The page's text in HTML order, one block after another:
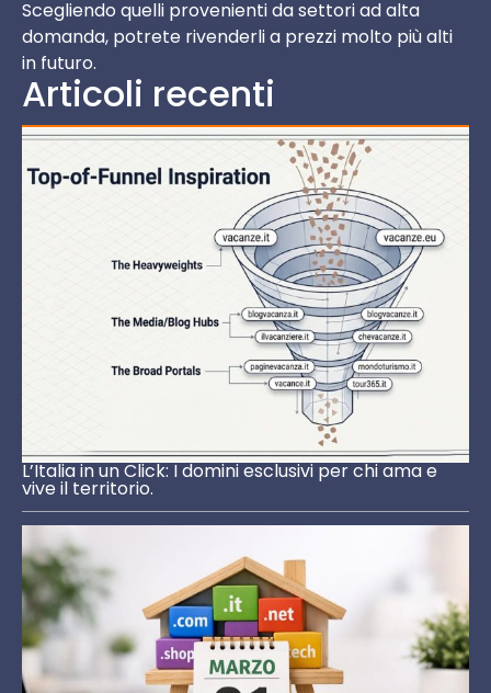
Scegliendo quelli provenienti da settori ad alta
domanda, potrete rivenderli a prezzi molto più alti
in futuro.
Articoli recenti
L’Italia in un Click: I domini esclusivi per chi ama e
vive il territorio.